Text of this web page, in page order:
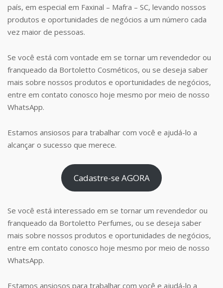
país, em especial em Faxinal – Mafra – SC, levando nossos
produtos e oportunidades de negócios a um número cada
vez maior de pessoas.
Se você está com vontade em se tornar um revendedor ou
franqueado da Bortoletto Cosméticos, ou se deseja saber
mais sobre nossos produtos e oportunidades de negócios,
entre em contato conosco hoje mesmo por meio de nosso
WhatsApp.
Estamos ansiosos para trabalhar com você e ajudá-lo a
alcançar o sucesso que merece.
Cadastre-se AGORA
Se você está interessado em se tornar um revendedor ou
franqueado da Bortoletto Perfumes, ou se deseja saber
mais sobre nossos produtos e oportunidades de negócios,
entre em contato conosco hoje mesmo por meio de nosso
WhatsApp.
Estamos ansiosos para trabalhar com você e ajudá-lo a